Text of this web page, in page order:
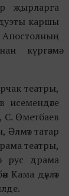
җырларга
каршы
күргәзмә
театры,
С. Өметбаев
Әлмәт татар
театры,
рус драма
Кама дәүләт